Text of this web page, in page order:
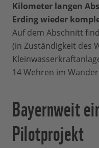
Kilometer langen
Erding wieder
Auf dem Abschnitt
(in Zuständigkeit des
14 Wehren im
Bayernweit
Pilotprojekt